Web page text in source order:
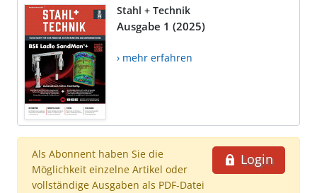
Stahl + Technik
Ausgabe 1 (2025)
› mehr erfahren
Login
Als Abonnent haben Sie die
Möglichkeit einzelne Artikel oder
vollständige Ausgaben als PDF-Datei